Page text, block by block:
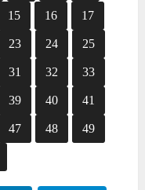
15 16 17
23 24 25
31 32 33
39 40 41
47 48 49